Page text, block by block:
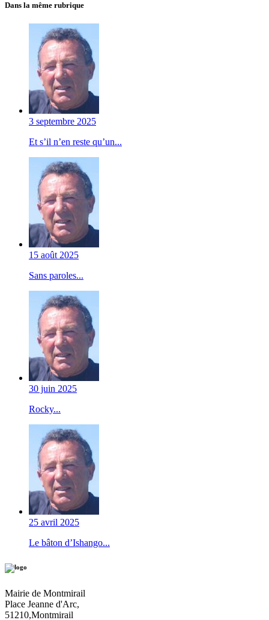
Dans la même rubrique
3 septembre 2025
Et s’il n’en reste qu’un...
15 août 2025
Sans paroles...
30 juin 2025
Rocky...
25 avril 2025
Le bâton d’Ishango...
Mairie de Montmirail
Place Jeanne d'Arc,
51210,Montmirail